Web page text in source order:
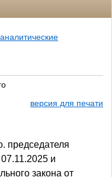
версия для печати
председателя
07.11.2025 и
закона от